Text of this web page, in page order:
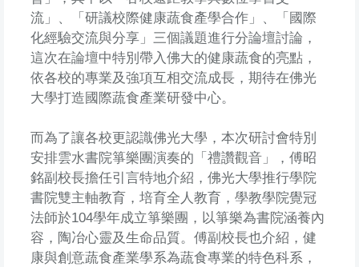
流」、「研議校際健康蔬食產學合作」、「國際
化經驗交流與分享」三個議題進行分論壇討論，
這次在論壇中特別帶入佛大的健康蔬食的亮點，
依各校的專業及強項互相交流成長，期待在佛光
大學打造國際蔬食產業研發中心。
而為了讓各校更認識佛光大學，本次研討會特別
安排雲水書院箏樂團演奏的「禮讚觀音」，傅昭
銘副校長擔任引言特地介紹，佛光大學推行學院
書院雙主軸教育，培育全人教育，學教學院覺冠
法師於104學年成立箏樂團，以箏樂為書院涵養內
容，陶冶心靈及生命品質。傅副校長也介紹，健
康與創意蔬食產業學系為蔬食專業的特色科系，